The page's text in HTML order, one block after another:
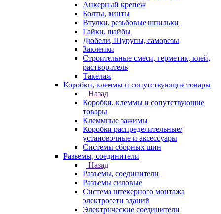
Анкерный крепеж
Болты, винты
Втулки, резьбовые шпильки
Гайки, шайбы
Дюбели, Шурупы, саморезы
Заклепки
Строительные смеси, герметик, клей,
растворитель
Такелаж
Коробки, клеммы и сопутствующие товары
Назад
Коробки, клеммы и сопутствующие
товары
Клеммные зажимы
Коробки распределительные/
установочные и аксессуары
Системы сборных шин
Разъемы, соединители
Назад
Разъемы, соединители
Разъемы силовые
Система штекерного монтажа
электросети зданий
Электрические соединители